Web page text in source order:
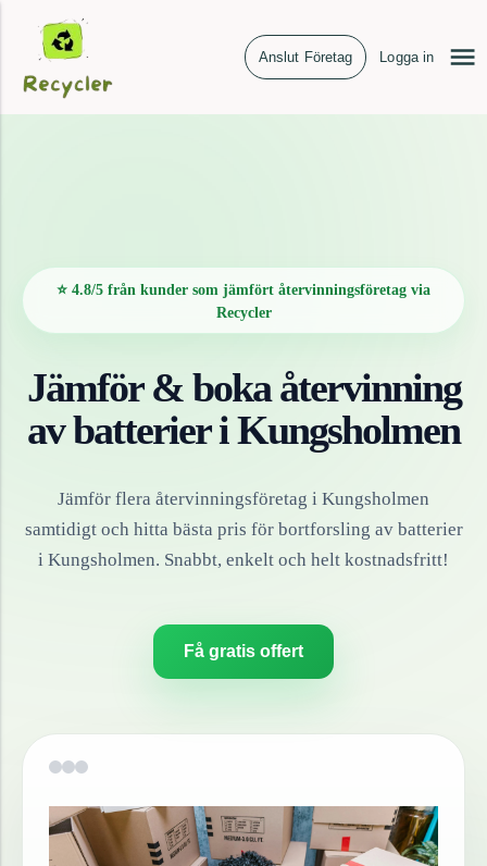
Anslut Företag Logga in
⭐ 4.8/5 från kunder som jämfört återvinningsföretag via
Recycler
Jämför & boka återvinning
avbatterieriKungsholmen
Jämför flera återvinningsföretag i Kungsholmen
samtidigt och hitta bästa pris för bortforsling av batterier
i Kungsholmen. Snabbt, enkelt och helt kostnadsfritt!
Få gratis offert